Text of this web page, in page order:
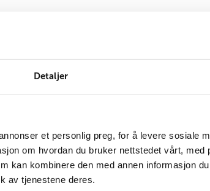
Detaljer
et personlig preg, for å levere sosiale
om hvordan du bruker nettstedet vårt, med
kan kombinere den med annen informasjon
av tjenestene deres.
ensomme og fattige eldre med blant
Dobra rundt 190 barn i alle aldre og
som følge av krigen. Noen er
nedsatt funksjonsevne.